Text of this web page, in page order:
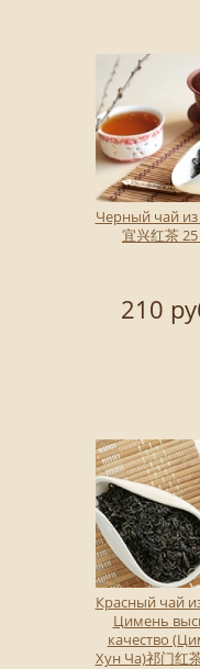
Черный чай
宜兴红茶
210
Красный чай
Цимень
качество
Хун Ча)祁门红